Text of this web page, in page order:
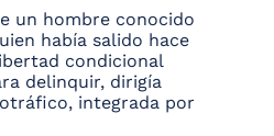
un hombre conocido
había salido hace
condicional
delinquir, dirigía
integrada por